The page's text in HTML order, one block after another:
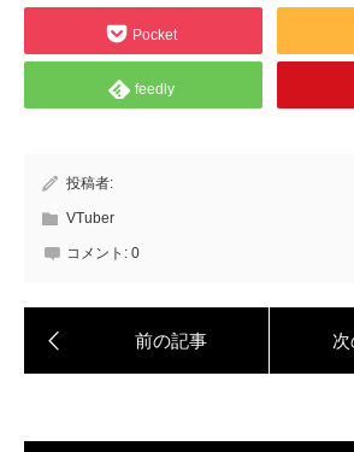
Pocket
feedly
投稿者:
VTuber
コメント: 0